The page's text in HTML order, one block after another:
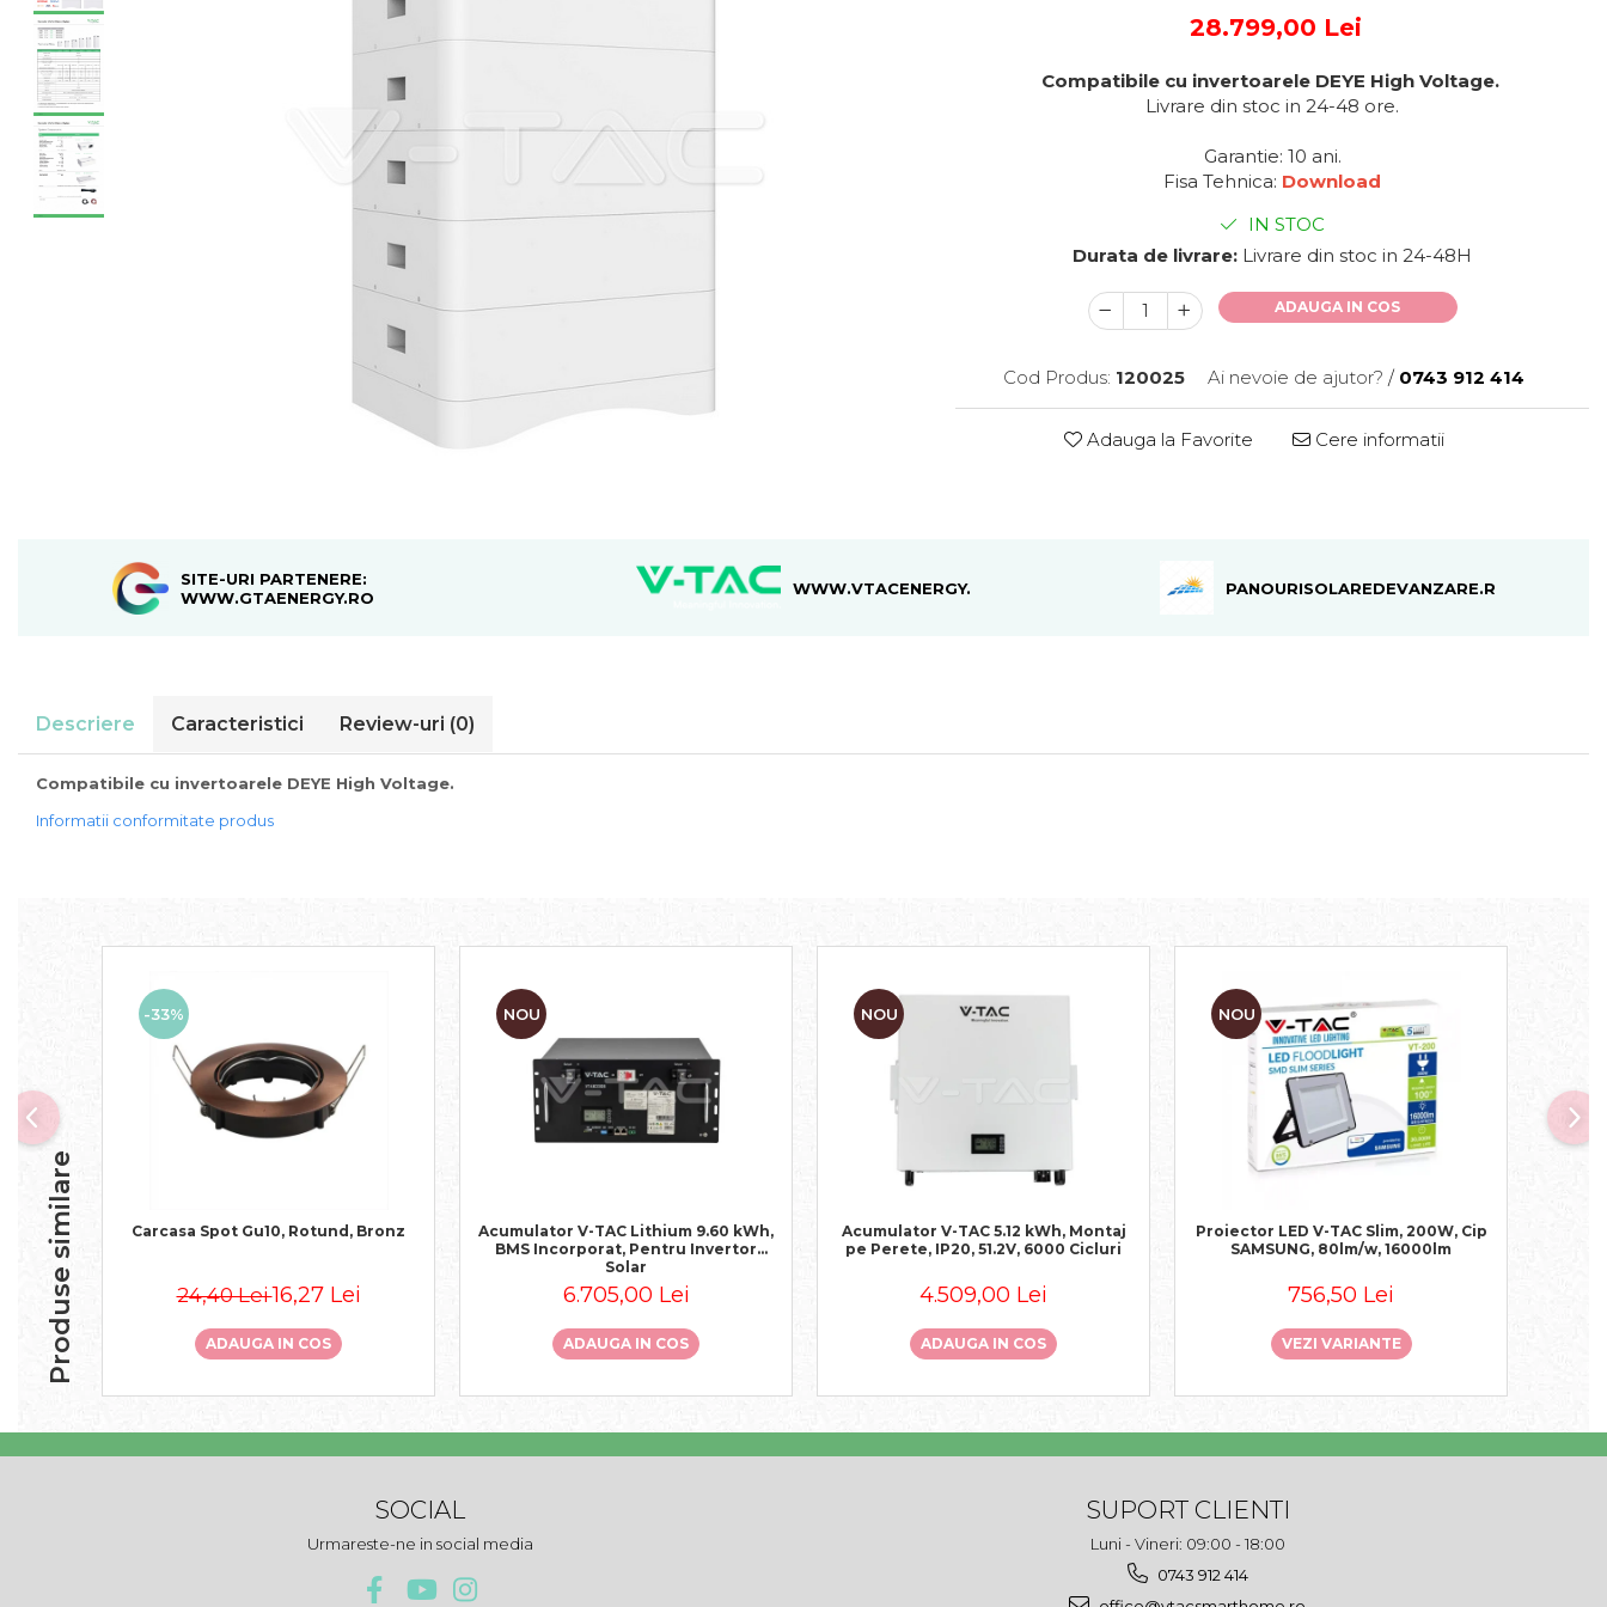
Magnetice
Tuburi LED
Lămpi de Birou
Oglinzi LED
28.799,00 Lei
Compatibile cu invertoarele DEYE High Voltage.
Livrare din stoc in 24-48 ore.
Garantie: 10 ani.
Fisa Tehnica: Download
IN STOC
Durata de livrare: Livrare din stoc in 24-48H
ADAUGA IN COS
Cod Produs: 120025 Ai nevoie de ajutor? / 0743 912 414
Adauga la Favorite Cere informatii
SITE-URI PARTENERE:
WWW.GTAENERGY.RO
WWW.VTACENERGY.RO PANOURISOLAREDEVANZARE.RO
Descriere Caracteristici Review-uri (0)
Compatibile cu invertoarele DEYE High Voltage.
Informatii conformitate produs
Produse similare
-33%
Carcasa Spot Gu10, Rotund, Bronz
24,40 Lei16,27 Lei
ADAUGA IN COS
NOU
Acumulator V-TAC Lithium 9.60 kWh,
BMS Incorporat, Pentru Invertor
Solar
6.705,00 Lei
ADAUGA IN COS
NOU
Acumulator V-TAC 5.12 kWh, Montaj
pe Perete, IP20, 51.2V, 6000 Cicluri
4.509,00 Lei
ADAUGA IN COS
NOU
Proiector LED V-TAC Slim, 200W, Cip
SAMSUNG, 80lm/w, 16000lm
756,50 Lei
VEZI VARIANTE
SOCIAL
Urmareste-ne in social media
SUPORT CLIENTI
Luni - Vineri: 09:00 - 18:00
0743 912 414